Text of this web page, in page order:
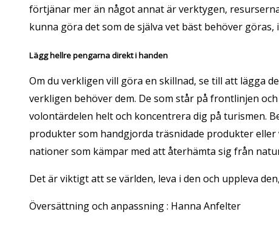
förtjänar mer än något annat är verktygen,
kunna göra det som de själva vet bäst behöver
Lägg hellre pengarna direkt i handen
Om du verkligen vill göra en skillnad, se till att lägga
verkligen behöver dem. De som står på frontlinjen
volontärdelen helt och koncentrera dig på turismen.
produkter som handgjorda träsnidade produkter
nationer som kämpar med att återhämta sig från
Det är viktigt att se världen, leva i den och uppleva
Översättning och anpassning : Hanna Anfelter